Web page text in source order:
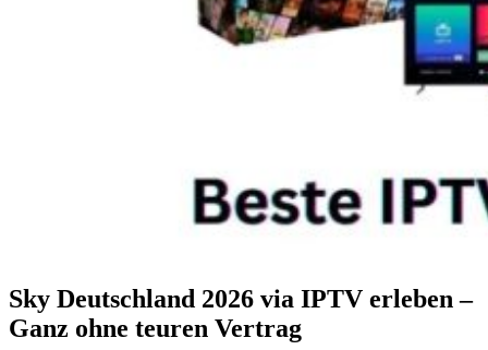
Sky Deutschland 2026 via IPTV erleben –
Ganz ohne teuren Vertrag